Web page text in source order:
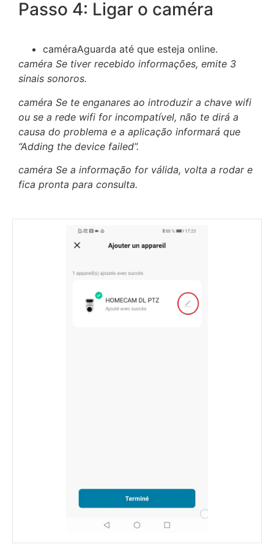
Passo 4: Ligar o caméra
caméraAguarda até que esteja online.
caméra Se tiver recebido informações, emite 3
sinais sonoros.
caméra Se te enganares ao introduzir a chave wifi
ou se a rede wifi for incompatível, não te dirá a
causa do problema e a aplicação informará que
“Adding the device failed”.
caméra Se a informação for válida, volta a rodar e
fica pronta para consulta.